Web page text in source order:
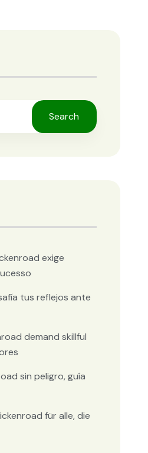
Search
exige
tus reflejos ante
demand skillful
sin peligro, guía
für alle, die